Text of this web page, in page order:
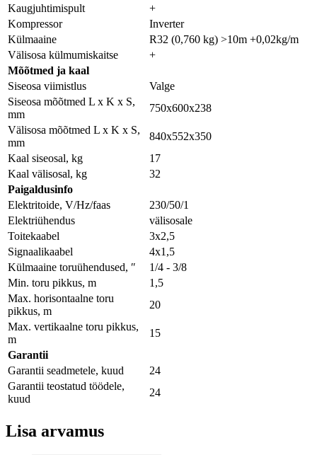
Kaugjuhtimispult
+
Kompressor
Inverter
Külmaaine
R32 (0,760 kg) >10m +0,02kg/m
Välisosa külmumiskaitse
+
Мõõtmed ja kaal
Siseosa viimistlus
Valge
Siseosa mõõtmed L x K x S,
mm
750x600x238
Välisosa mõõtmed L x K x S,
mm
840x552x350
Kaal siseosal, kg
17
Kaal välisosal, kg
32
Paigaldusinfo
Elektritoide, V/Hz/faas
230/50/1
Elektriühendus
välisosale
Toitekaabel
3x2,5
Signaalikaabel
4x1,5
Külmaaine toruühendused, ″
1/4 - 3/8
Min. toru pikkus, m
1,5
Max. horisontaalne toru
pikkus, m
20
Max. vertikaalne toru pikkus,
m
15
Garantii
Garantii seadmetele, kuud
24
Garantii teostatud töödele,
kuud
24
Lisa arvamus